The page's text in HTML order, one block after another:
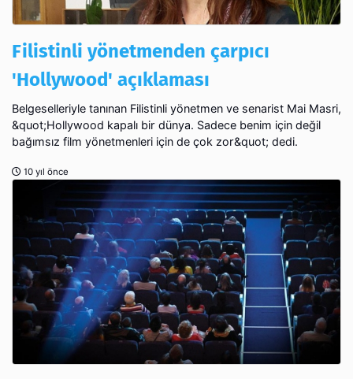
Filistinli yönetmenden çarpıcı
'Hollywood' açıklaması
Belgeselleriyle tanınan Filistinli yönetmen ve senarist Mai Masri,
&quot;Hollywood kapalı bir dünya. Sadece benim için değil
bağımsız film yönetmenleri için de çok zor&quot; dedi.
10 yıl önce